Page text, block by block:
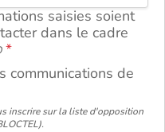
saisies soient
dans le cadre
communications de
inscrire sur la liste d'opposition